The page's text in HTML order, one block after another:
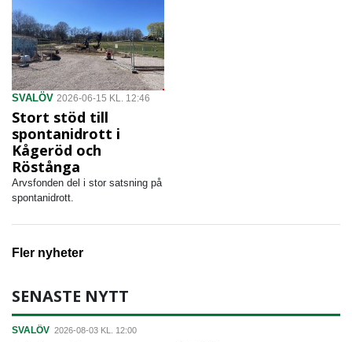
SVALÖV 2026-06-15 KL. 12:46
Stort stöd till
spontanidrott i
Kågeröd och
Röstånga
Arvsfonden del i stor satsning på
spontanidrott.
Fler nyheter
SENASTE NYTT
SVALÖV 2026-08-03 KL. 12:00